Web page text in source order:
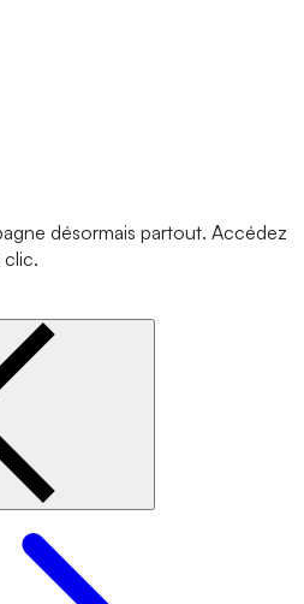
désormais partout. Accédez